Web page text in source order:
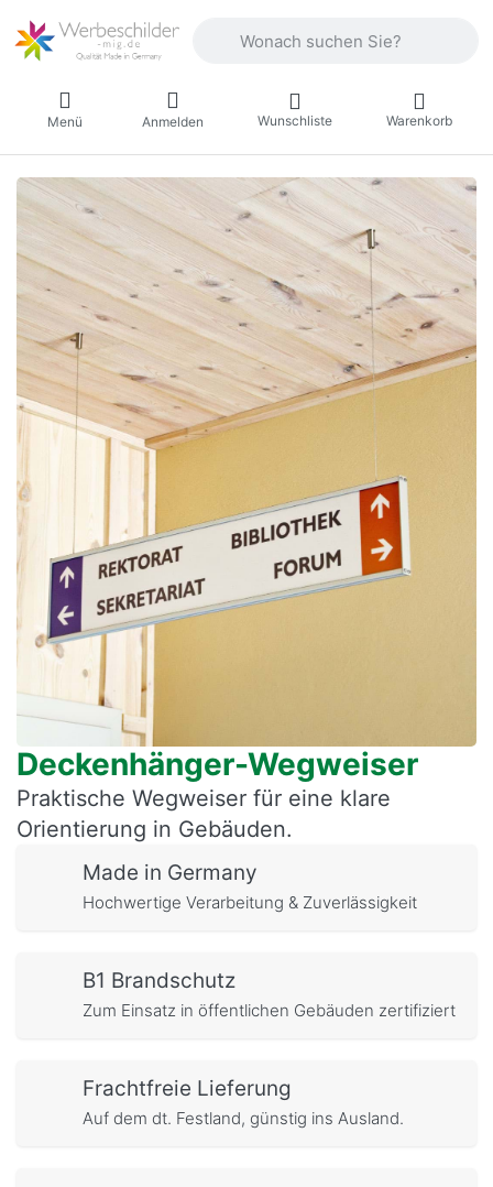
Menü Anmelden Wunschliste Warenkorb
Deckenhänger-Wegweiser
Praktische Wegweiser für eine klare
Orientierung in Gebäuden.
Made in Germany
Hochwertige Verarbeitung & Zuverlässigkeit
B1 Brandschutz
Zum Einsatz in öffentlichen Gebäuden zertifiziert
Frachtfreie Lieferung
Auf dem dt. Festland, günstig ins Ausland.